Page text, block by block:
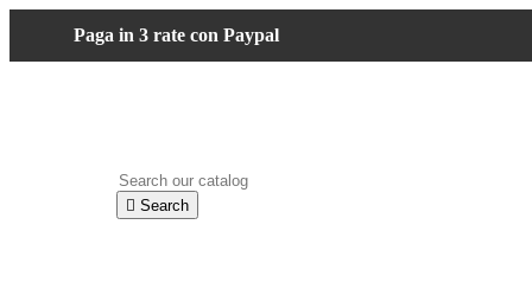
Paga in 3 rate con Paypal
 Search